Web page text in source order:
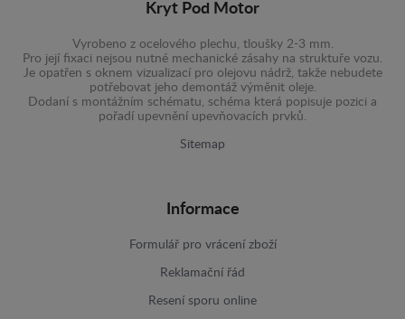
Kryt Pod Motor
Vyrobeno z ocelového plechu, tloušky 2-3 mm.
Pro její fixaci nejsou nutné mechanické zásahy na struktuře vozu.
Je opatřen s oknem vizualizací pro olejovu nádrž, takže nebudete
potřebovat jeho demontáž výměnit oleje.
Dodaní s montážním schématu, schéma která popisuje pozici a
pořadí upevnění upevňovacích prvků.
Sitemap
Informace
Formulář pro vrácení zboží
Reklamační řád
Resení sporu online